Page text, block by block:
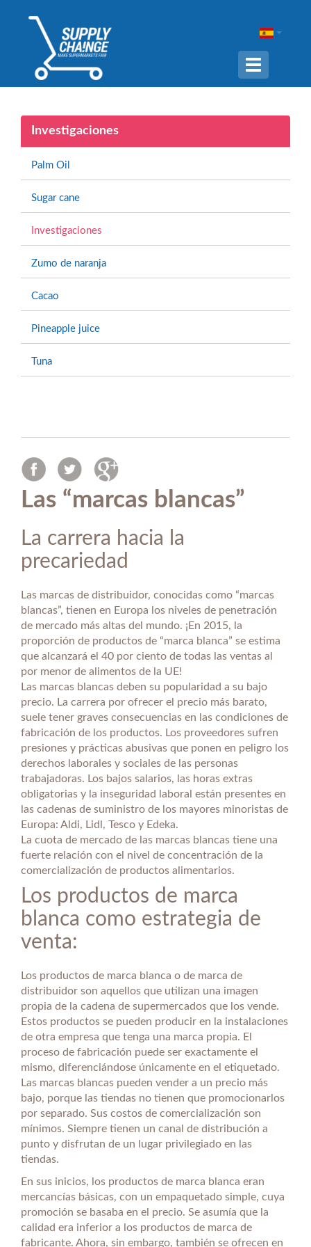
Navigation
ein-/
Investigaciones
Palm Oil
Sugar cane
Investigaciones
Zumo de naranja
Cacao
Pineapple juice
Tuna
Las “marcas blancas”
La carrera hacia la
precariedad
Las marcas de distribuidor, conocidas como “marcas
blancas”, tienen en Europa los niveles de penetración
de mercado más altas del mundo. ¡En 2015, la
proporción de productos de “marca blanca” se estima
que alcanzará el 40 por ciento de todas las ventas al
por menor de alimentos de la UE!
Las marcas blancas deben su popularidad a su bajo
precio. La carrera por ofrecer el precio más barato,
suele tener graves consecuencias en las condiciones de
fabricación de los productos. Los proveedores sufren
presiones y prácticas abusivas que ponen en peligro los
derechos laborales y sociales de las personas
trabajadoras. Los bajos salarios, las horas extras
obligatorias y la inseguridad laboral están presentes en
las cadenas de suministro de los mayores minoristas de
Europa: Aldi, Lidl, Tesco y Edeka.
La cuota de mercado de las marcas blancas tiene una
fuerte relación con el nivel de concentración de la
comercialización de productos alimentarios.
Los productos de marca
blanca como estrategia de
venta:
Los productos de marca blanca o de marca de
distribuidor son aquellos que utilizan una imagen
propia de la cadena de supermercados que los vende.
Estos productos se pueden producir en la instalaciones
de otra empresa que tenga una marca propia. El
proceso de fabricación puede ser exactamente el
mismo, diferenciándose únicamente en el etiquetado.
Las marcas blancas pueden vender a un precio más
bajo, porque las tiendas no tienen que promocionarlos
por separado. Sus costos de comercialización son
mínimos. Siempre tienen un canal de distribución a
punto y disfrutan de un lugar privilegiado en las
tiendas.
En sus inicios, los productos de marca blanca eran
mercancías básicas, con un empaquetado simple, cuya
promoción se basaba en el precio. Se asumía que la
calidad era inferior a los productos de marca de
fabricante. Ahora, sin embargo, también se ofrecen en